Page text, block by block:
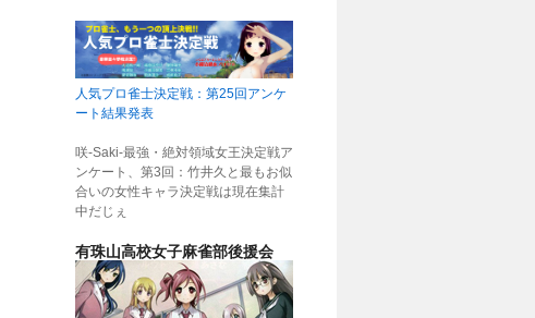
人気プロ雀士決定戦：第25回アンケ
ート結果発表
咲-Saki-最強・絶対領域女王決定戦ア
ンケート、第3回：竹井久と最もお似
合いの女性キャラ決定戦は現在集計
中だじぇ
有珠山高校女子麻雀部後援会